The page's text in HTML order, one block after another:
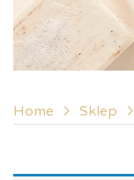
Home Sklep